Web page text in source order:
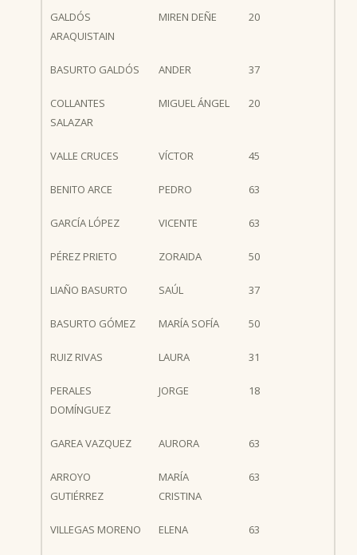
GALDÓS
ARAQUISTAIN
MIREN DEÑE 20
BASURTO GALDÓS ANDER 37
COLLANTES
SALAZAR
MIGUEL ÁNGEL 20
VALLE CRUCES VÍCTOR 45
BENITO ARCE PEDRO 63
GARCÍA LÓPEZ VICENTE 63
PÉREZ PRIETO ZORAIDA 50
LIAÑO BASURTO SAÚL 37
BASURTO GÓMEZ MARÍA SOFÍA 50
RUIZ RIVAS LAURA 31
PERALES
DOMÍNGUEZ
JORGE 18
GAREA VAZQUEZ AURORA 63
ARROYO
GUTIÉRREZ
MARÍA
CRISTINA
63
VILLEGAS MORENO ELENA 63